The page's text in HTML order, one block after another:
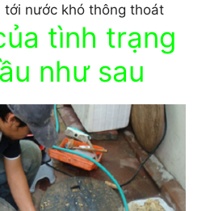
nước khó thông thoát
tình trạng
như sau